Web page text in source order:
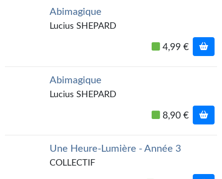
Newsletter
Le Bélial' sur Youtube
Tous les articles
La Bibliothèque orbitale
Abimagique
Lucius SHEPARD
4,99 €
Abimagique
Lucius SHEPARD
8,90 €
Une Heure-Lumière - Année 3
COLLECTIF